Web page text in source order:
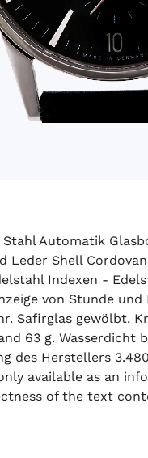
Automatik
Leder Shell
Indexen -
von Stunde
Safirglas gewölbt.
63 g. Wasserdicht
des Herstellers
available as an
of the text